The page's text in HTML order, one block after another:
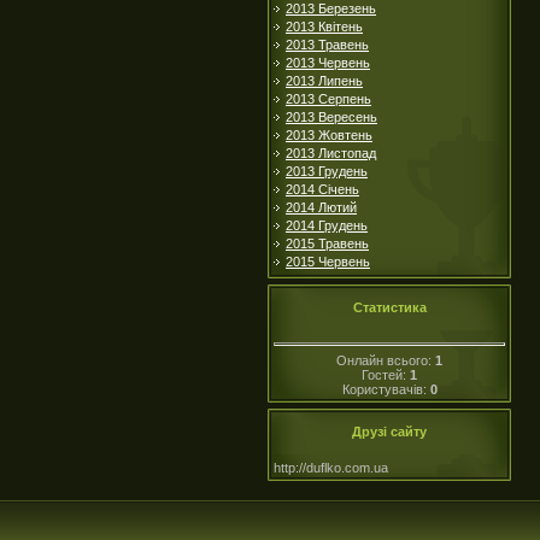
2013 Березень
2013 Квітень
2013 Травень
2013 Червень
2013 Липень
2013 Серпень
2013 Вересень
2013 Жовтень
2013 Листопад
2013 Грудень
2014 Січень
2014 Лютий
2014 Грудень
2015 Травень
2015 Червень
Статистика
Онлайн всього: 1
Гостей: 1
Користувачів: 0
Друзі сайту
http://duflko.com.ua